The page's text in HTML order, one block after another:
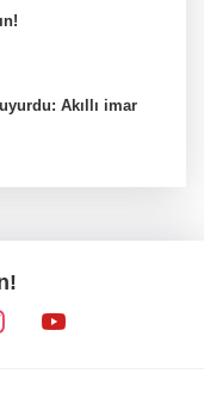
Akıllı imar
çocuk cinayeti